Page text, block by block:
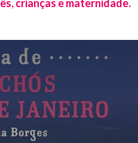
crianças e maternidade.